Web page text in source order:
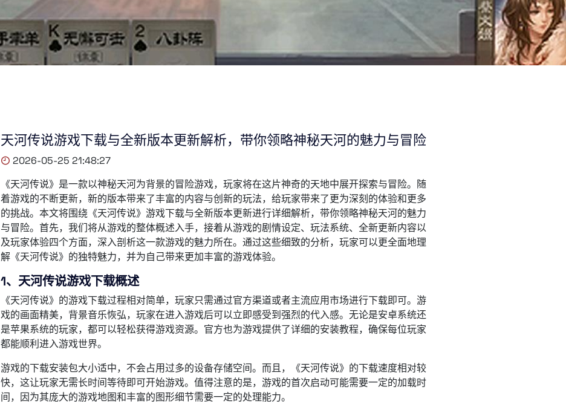
天河传说游戏下载与全新版本更新解析，带你领略神秘天河的魅力与冒险
2026-05-25 21:48:27
《天河传说》是一款以神秘天河为背景的冒险游戏，玩家将在这片神奇的天地中展开探索与冒险。随
着游戏的不断更新，新的版本带来了丰富的内容与创新的玩法，给玩家带来了更为深刻的体验和更多
的挑战。本文将围绕《天河传说》游戏下载与全新版本更新进行详细解析，带你领略神秘天河的魅力
与冒险。首先，我们将从游戏的整体概述入手，接着从游戏的剧情设定、玩法系统、全新更新内容以
及玩家体验四个方面，深入剖析这一款游戏的魅力所在。通过这些细致的分析，玩家可以更全面地理
解《天河传说》的独特魅力，并为自己带来更加丰富的游戏体验。
1、天河传说游戏下载概述
《天河传说》的游戏下载过程相对简单，玩家只需通过官方渠道或者主流应用市场进行下载即可。游
戏的画面精美，背景音乐恢弘，玩家在进入游戏后可以立即感受到强烈的代入感。无论是安卓系统还
是苹果系统的玩家，都可以轻松获得游戏资源。官方也为游戏提供了详细的安装教程，确保每位玩家
都能顺利进入游戏世界。
游戏的下载安装包大小适中，不会占用过多的设备存储空间。而且，《天河传说》的下载速度相对较
快，这让玩家无需长时间等待即可开始游戏。值得注意的是，游戏的首次启动可能需要一定的加载时
间，因为其庞大的游戏地图和丰富的图形细节需要一定的处理能力。